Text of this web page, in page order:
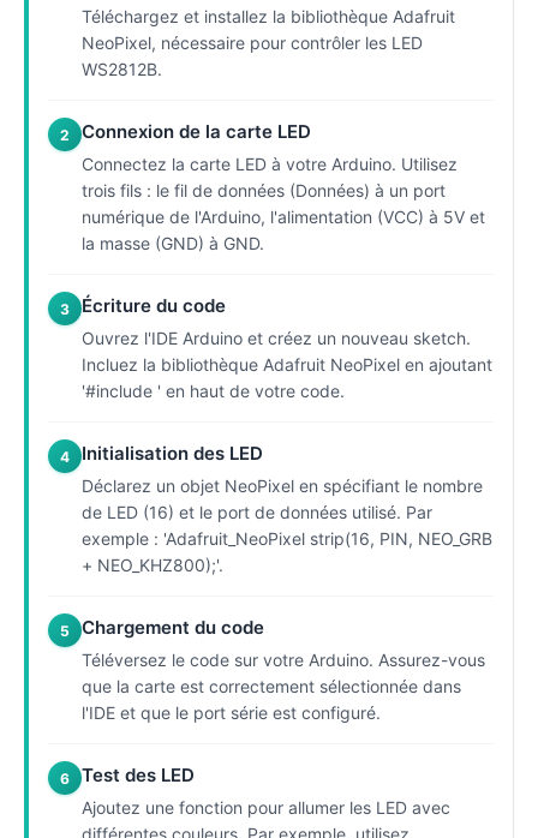
Téléchargez et installez la bibliothèque Adafruit
NeoPixel, nécessaire pour contrôler les LED
WS2812B.
2 Connexion de la carte LED
Connectez la carte LED à votre Arduino. Utilisez
trois fils : le fil de données (Données) à un port
numérique de l'Arduino, l'alimentation (VCC) à 5V et
la masse (GND) à GND.
3 Écriture du code
Ouvrez l'IDE Arduino et créez un nouveau sketch.
Incluez la bibliothèque Adafruit NeoPixel en ajoutant
'#include ' en haut de votre code.
4 Initialisation des LED
Déclarez un objet NeoPixel en spécifiant le nombre
de LED (16) et le port de données utilisé. Par
exemple : 'Adafruit_NeoPixel strip(16, PIN, NEO_GRB
+ NEO_KHZ800);'.
5 Chargement du code
Téléversez le code sur votre Arduino. Assurez-vous
que la carte est correctement sélectionnée dans
l'IDE et que le port série est configuré.
6 Test des LED
Ajoutez une fonction pour allumer les LED avec
différentes couleurs. Par exemple, utilisez